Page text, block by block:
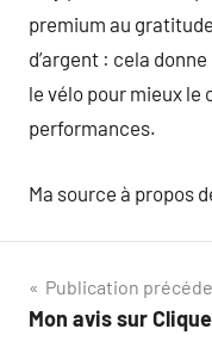
premium au
d’argent : cela
le vélo pour mieux le
performances.
Ma source à propos
Navigation
de
Publication
Mon avis sur